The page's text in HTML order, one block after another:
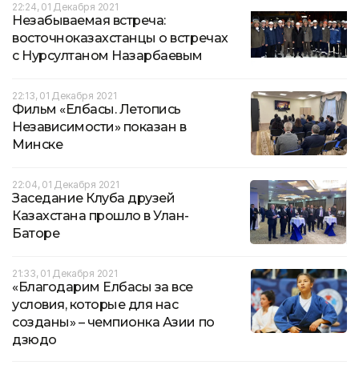
22:24, 01 Декабря 2021
Незабываемая встреча:
восточноказахстанцы о встречах
с Нурсултаном Назарбаевым
22:13, 01 Декабря 2021
Фильм «Елбасы. Летопись
Независимости» показан в
Минске
22:04, 01 Декабря 2021
Заседание Клуба друзей
Казахстана прошло в Улан-
Баторе
21:33, 01 Декабря 2021
«Благодарим Елбасы за все
условия, которые для нас
созданы» – чемпионка Азии по
дзюдо